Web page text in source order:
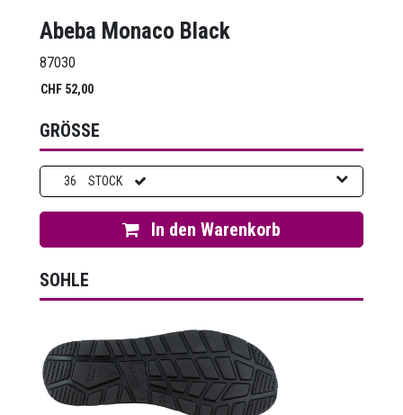
Abeba Monaco Black
87030
CHF 52,00
GRÖSSE
36 STOCK
In den Warenkorb
SOHLE